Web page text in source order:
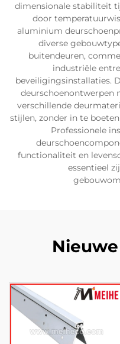
dimensionale stabiliteit
door
aluminium
diverse
buitendeuren,
industriële
beveiligingsinstallaties.
deurschoenontwerpen
verschillende
stijlen, zonder in te
Professionele
functionaliteit en
essentieel